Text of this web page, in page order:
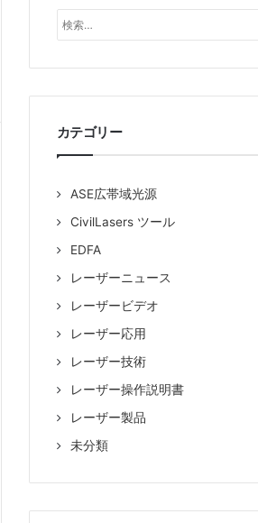
販
売
カテゴリー
ASE広帯域光源
CivilLasers ツール
EDFA
レーザーニュース
レーザービデオ
レーザー応用
レーザー技術
レーザー操作説明書
レーザー製品
未分類